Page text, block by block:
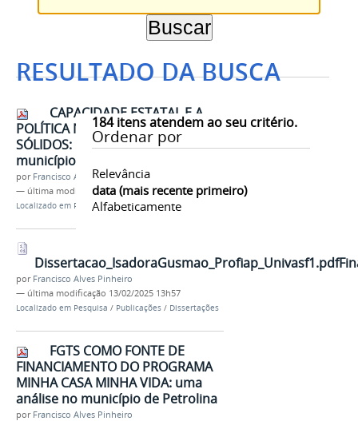
RESULTADO DA BUSCA
184itens atendem ao seu critério.
Ordenar por
Relevância
data (mais recente primeiro)
Alfabeticamente
CAPACIDADE ESTATAL E A
POLÍTICA NACIONAL DE RESÍDUOS
SÓLIDOS: Uma análise do
município de Petrolina (PE)
por Francisco Alves Pinheiro
— última modificação13/02/2025 14h00
Localizado em Pesquisa /Publicações /Dissertações
por Francisco Alves Pinheiro
— última modificação 13/02/2025 13h57
Localizado em Pesquisa / Publicações / Dissertações
FGTS COMO FONTE DE
FINANCIAMENTO DO PROGRAMA
MINHA CASA MINHA VIDA: uma
análise no município de Petrolina
por Francisco Alves Pinheiro